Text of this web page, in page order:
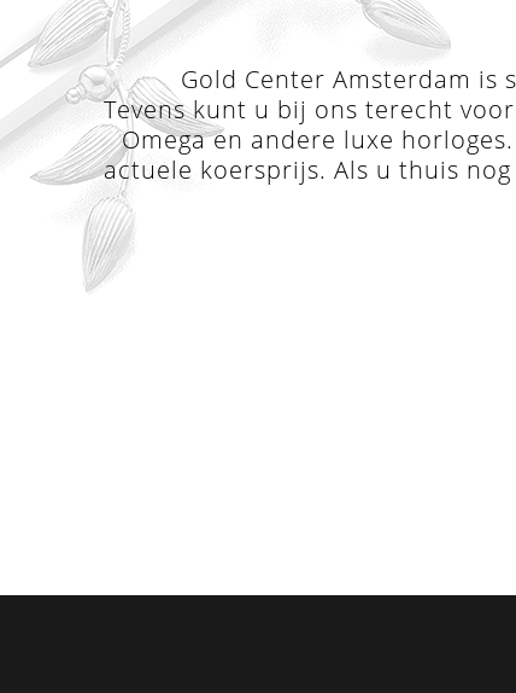
Gold Center Amsterdam is
Tevens kunt u bij ons terecht
Omega en andere luxe
actuele koersprijs. Als u thuis